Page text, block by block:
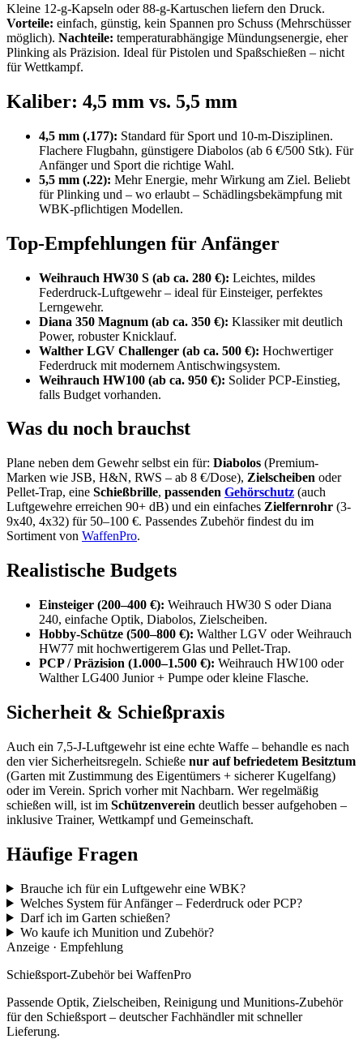
Kleine 12-g-Kapseln oder 88-g-Kartuschen liefern den Druck.
Vorteile: einfach, günstig, kein Spannen pro Schuss (Mehrschüsser
möglich). Nachteile: temperaturabhängige Mündungsenergie, eher
Plinking als Präzision. Ideal für Pistolen und Spaßschießen – nicht
für Wettkampf.
Kaliber: 4,5 mm vs. 5,5 mm
4,5 mm (.177): Standard für Sport und 10-m-Disziplinen.
Flachere Flugbahn, günstigere Diabolos (ab 6 €/500 Stk). Für
Anfänger und Sport die richtige Wahl.
5,5 mm (.22): Mehr Energie, mehr Wirkung am Ziel. Beliebt
für Plinking und – wo erlaubt – Schädlingsbekämpfung mit
WBK-pflichtigen Modellen.
Top-Empfehlungen für Anfänger
Weihrauch HW30 S (ab ca. 280 €): Leichtes, mildes
Federdruck-Luftgewehr – ideal für Einsteiger, perfektes
Lerngewehr.
Diana 350 Magnum (ab ca. 350 €): Klassiker mit deutlich
Power, robuster Knicklauf.
Walther LGV Challenger (ab ca. 500 €): Hochwertiger
Federdruck mit modernem Antischwingsystem.
Weihrauch HW100 (ab ca. 950 €): Solider PCP-Einstieg,
falls Budget vorhanden.
Was du noch brauchst
Plane neben dem Gewehr selbst ein für: Diabolos (Premium-
Marken wie JSB, H&N, RWS – ab 8 €/Dose), Zielscheiben oder
Pellet-Trap, eine Schießbrille, passenden Gehörschutz (auch
Luftgewehre erreichen 90+ dB) und ein einfaches Zielfernrohr (3-
9x40, 4x32) für 50–100 €. Passendes Zubehör findest du im
Sortiment von WaffenPro.
Realistische Budgets
Einsteiger (200–400 €): Weihrauch HW30 S oder Diana
240, einfache Optik, Diabolos, Zielscheiben.
Hobby-Schütze (500–800 €): Walther LGV oder Weihrauch
HW77 mit hochwertigerem Glas und Pellet-Trap.
PCP / Präzision (1.000–1.500 €): Weihrauch HW100 oder
Walther LG400 Junior + Pumpe oder kleine Flasche.
Sicherheit & Schießpraxis
Auch ein 7,5-J-Luftgewehr ist eine echte Waffe – behandle es nach
den vier Sicherheitsregeln. Schieße nur auf befriedetem Besitztum
(Garten mit Zustimmung des Eigentümers + sicherer Kugelfang)
oder im Verein. Sprich vorher mit Nachbarn. Wer regelmäßig
schießen will, ist im Schützenverein deutlich besser aufgehoben –
inklusive Trainer, Wettkampf und Gemeinschaft.
Häufige Fragen
Brauche ich für ein Luftgewehr eine WBK?
Welches System für Anfänger – Federdruck oder PCP?
Darf ich im Garten schießen?
Wo kaufe ich Munition und Zubehör?
Anzeige · Empfehlung
Schießsport-Zubehör bei WaffenPro
Passende Optik, Zielscheiben, Reinigung und Munitions-Zubehör
für den Schießsport – deutscher Fachhändler mit schneller
Lieferung.